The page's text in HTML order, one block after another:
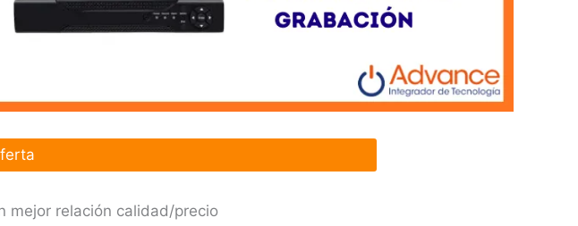
mejor relación calidad/precio